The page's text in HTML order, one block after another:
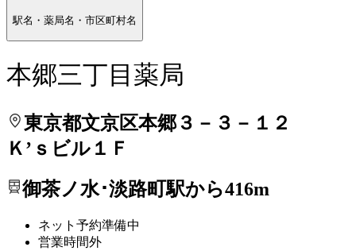
駅名・薬局名・市区町村名
本郷三丁目薬局
東京都文京区本郷３－３－１２
Ｋ’ｓビル１Ｆ
御茶ノ水･淡路町駅から416m
ネット予約準備中
営業時間外